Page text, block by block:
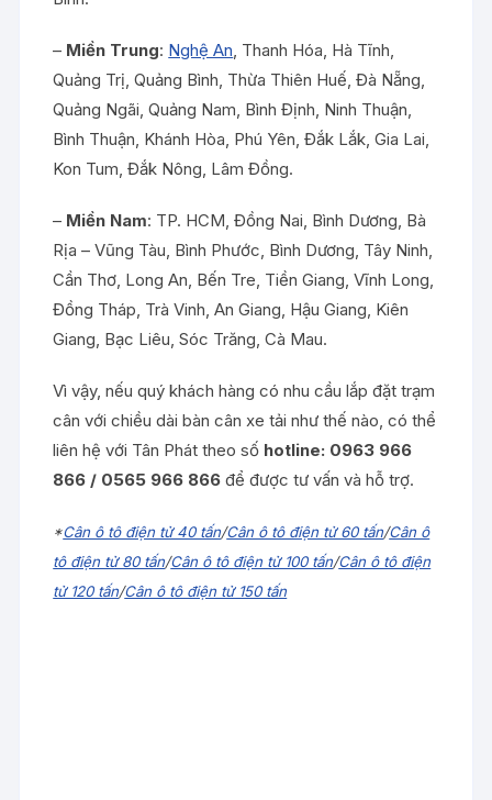
– Miền Trung: Nghệ An , Thanh Hóa, Hà Tĩnh,
Quảng Trị, Quảng Bình, Thừa Thiên Huế, Đà Nẵng,
Quảng Ngãi, Quảng Nam, Bình Định, Ninh Thuận,
Bình Thuận, Khánh Hòa, Phú Yên, Đắk Lắk, Gia Lai,
Kon Tum, Đắk Nông, Lâm Đồng.
– Miền Nam: TP. HCM, Đồng Nai, Bình Dương, Bà
Rịa – Vũng Tàu, Bình Phước, Bình Dương, Tây Ninh,
Cần Thơ, Long An, Bến Tre, Tiền Giang, Vĩnh Long,
Đồng Tháp, Trà Vinh, An Giang, Hậu Giang, Kiên
Giang, Bạc Liêu, Sóc Trăng, Cà Mau.
Vì vậy, nếu quý khách hàng có nhu cầu lắp đặt trạm
cân với chiều dài bàn cân xe tải như thế nào, có thể
liên hệ với Tân Phát theo số hotline: 0963 966
866 / 0565 966 866 để được tư vấn và hỗ trợ.
*Cân ô tô điện tử 40 tấn/Cân ô tô điện tử 60 tấn/Cân ô
tô điện tử 80 tấn/Cân ô tô điện tử 100 tấn/Cân ô tô điện
tử 120 tấn/Cân ô tô điện tử 150 tấn